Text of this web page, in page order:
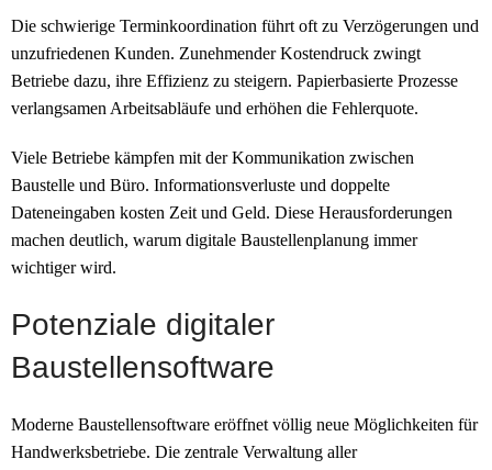
Die schwierige Terminkoordination führt oft zu Verzögerungen und
unzufriedenen Kunden. Zunehmender Kostendruck zwingt
Betriebe dazu, ihre Effizienz zu steigern. Papierbasierte Prozesse
verlangsamen Arbeitsabläufe und erhöhen die Fehlerquote.
Viele Betriebe kämpfen mit der Kommunikation zwischen
Baustelle und Büro. Informationsverluste und doppelte
Dateneingaben kosten Zeit und Geld. Diese Herausforderungen
machen deutlich, warum digitale Baustellenplanung immer
wichtiger wird.
Potenziale digitaler
Baustellensoftware
Moderne Baustellensoftware eröffnet völlig neue Möglichkeiten für
Handwerksbetriebe. Die zentrale Verwaltung aller